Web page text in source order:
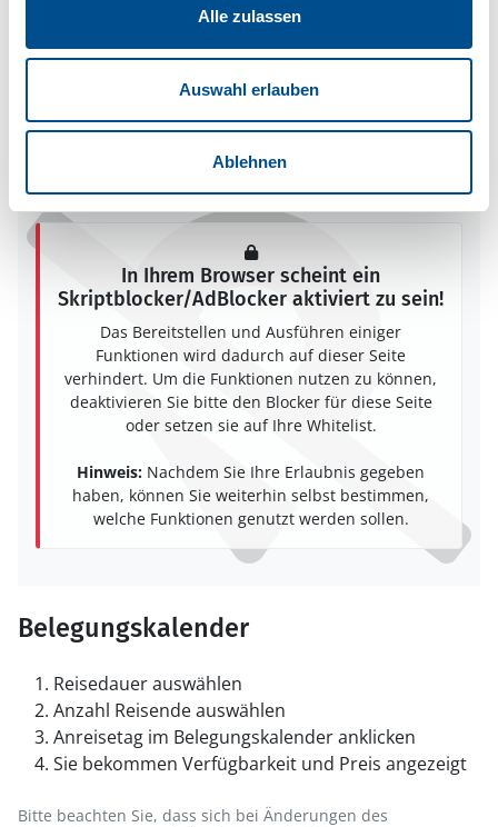
Alle zulassen
Auswahl erlauben
Ablehnen
Ferienhaus 64086
Löttorp
In Ihrem Browser scheint ein
Skriptblocker/AdBlocker aktiviert zu sein!
Das Bereitstellen und Ausführen einiger
Funktionen wird dadurch auf dieser Seite
verhindert. Um die Funktionen nutzen zu können,
deaktivieren Sie bitte den Blocker für diese Seite
oder setzen sie auf Ihre Whitelist.
Hinweis: Nachdem Sie Ihre Erlaubnis gegeben
haben, können Sie weiterhin selbst bestimmen,
welche Funktionen genutzt werden sollen.
Belegungskalender
Reisedauer auswählen
Anzahl Reisende auswählen
Anreisetag im Belegungskalender anklicken
Sie bekommen Verfügbarkeit und Preis angezeigt
Bitte beachten Sie, dass sich bei Änderungen des